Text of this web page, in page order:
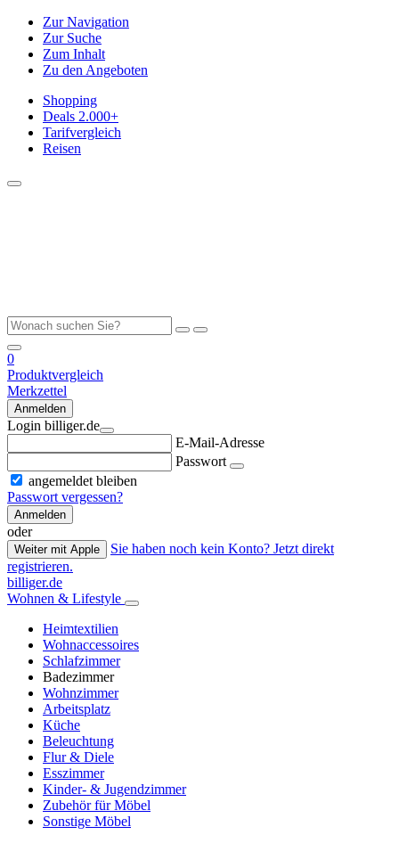
Zur Navigation
Zur Suche
Zum Inhalt
Zu den Angeboten
Shopping
Deals 2.000+
Tarifvergleich
Reisen
0
Produktvergleich
Merkzettel
Anmelden
Login billiger.de
E-Mail-Adresse
Passwort
angemeldet bleiben
Passwort vergessen?
Anmelden
oder
Weiter mit Apple
Sie haben noch kein Konto? Jetzt direkt
registrieren.
billiger.de
Wohnen & Lifestyle
Heimtextilien
Wohnaccessoires
Schlafzimmer
Badezimmer
Wohnzimmer
Arbeitsplatz
Küche
Beleuchtung
Flur & Diele
Esszimmer
Kinder- & Jugendzimmer
Zubehör für Möbel
Sonstige Möbel